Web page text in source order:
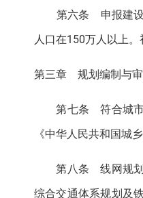
第六条 申报建设轻
人口在150万人以上
第三章 规划编制与
第七条 符合城市轨
《中华人民共和国城
第八条 线网规划应
综合交通体系规划及